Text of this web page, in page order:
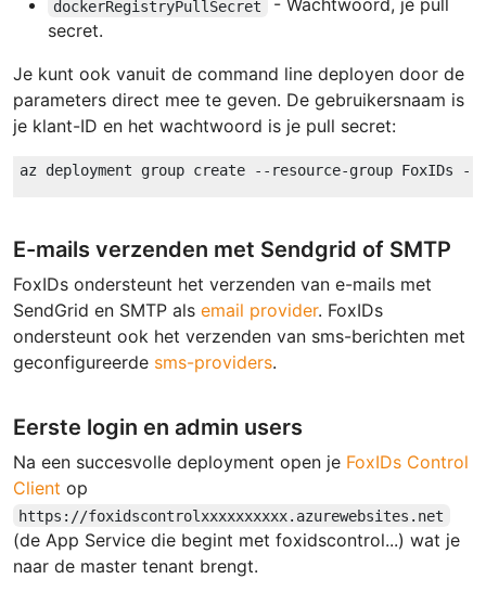
dockerRegistryPullSecret
- Wachtwoord, je pull
secret.
Je kunt ook vanuit de command line deployen door de
parameters direct mee te geven. De gebruikersnaam is
je klant-ID en het wachtwoord is je pull secret:
E-mails verzenden met Sendgrid of SMTP
FoxIDs ondersteunt het verzenden van e-mails met
SendGrid en SMTP als email provider. FoxIDs
ondersteunt ook het verzenden van sms-berichten met
geconfigureerde sms-providers.
Eerste login en admin users
Na een succesvolle deployment open je FoxIDs Control
Client op
https://foxidscontrolxxxxxxxxxx.azurewebsites.net
(de App Service die begint met foxidscontrol...) wat je
naar de master tenant brengt.